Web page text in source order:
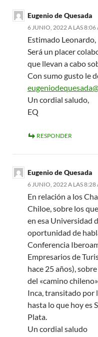
Eugenio de Quesada
6 JUNIO, 2022 A LAS 8:06
Estimado Leonardo,
Será un placer
que llevan a cabo
Con sumo gusto le
Un cordial saludo,
EQ
RESPONDER
Eugenio de Quesada
6 JUNIO, 2022 A LAS 8:28
En relación a los
Chiloe, sobre los
en esa Universidad
oportunidad de
Conferencia
Empresarios de
hace 25 años),
del «camino
Inca, transitado por
hasta lo que hoy es
Plata.
Un cordial saludo